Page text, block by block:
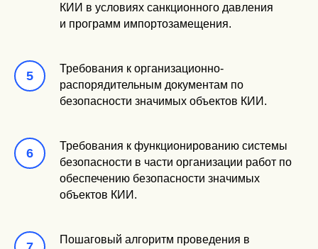
КИИ в условиях санкционного давления
и программ импортозамещения.
Требования к организационно-
распорядительным документам по
безопасности значимых объектов КИИ.
Требования к функционированию системы
безопасности в части организации работ по
обеспечению безопасности значимых
объектов КИИ.
Пошаговый алгоритм проведения в